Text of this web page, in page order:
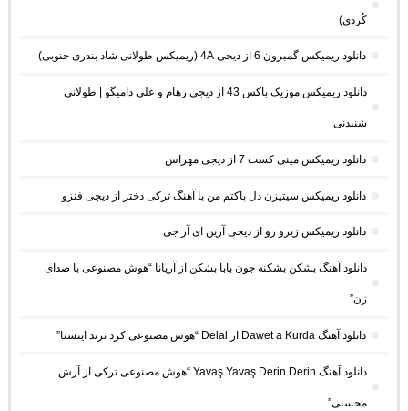
کُردی)
دانلود ریمیکس گمبرون 6 از دیجی 4A (ریمیکس طولانی شاد بندری جنوبی)
دانلود ریمیکس موزیک باکس 43 از دیجی رهام و علی دامیگو | طولانی
شنیدنی
دانلود ریمیکس مینی کست 7 از دیجی مهراس
دانلود ریمیکس سیتیزن دل پاکتم من با آهنگ ترکی دختر از دیجی فنزو
دانلود ریمیکس زیرو رو از دیجی آرین ای آر جی
دانلود آهنگ بشکن بشکنه جون بابا بشکن از آریانا “هوش مصنوعی با صدای
زن”
دانلود آهنگ Dawet a Kurda از Delal “هوش مصنوعی کرد ترند اینستا”
دانلود آهنگ Yavaş Yavaş Derin Derin “هوش مصنوعی ترکی از آرش
محسنی”